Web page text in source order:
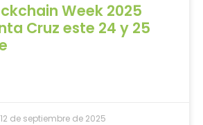
Week 2025
Cruz este 24 y 25
12 de septiembre de 2025